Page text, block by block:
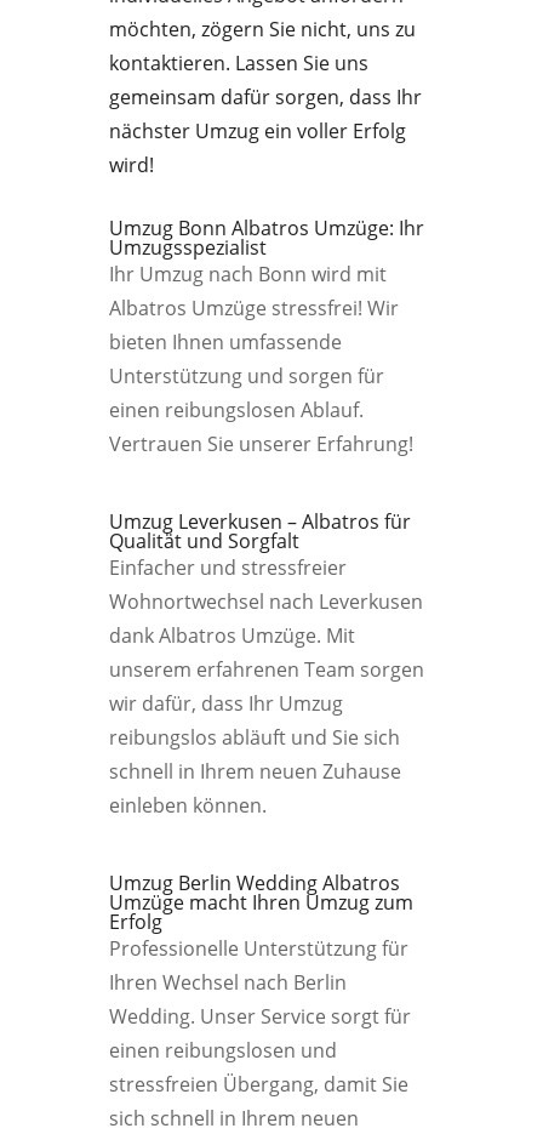
möchten, zögern Sie nicht, uns zu
kontaktieren. Lassen Sie uns
gemeinsam dafür sorgen, dass Ihr
nächster Umzug ein voller Erfolg
wird!
Umzug Bonn Albatros Umzüge: Ihr
Umzugsspezialist
Ihr Umzug nach Bonn wird mit
Albatros Umzüge stressfrei! Wir
bieten Ihnen umfassende
Unterstützung und sorgen für
einen reibungslosen Ablauf.
Vertrauen Sie unserer Erfahrung!
Umzug Leverkusen – Albatros für
Qualität und Sorgfalt
Einfacher und stressfreier
Wohnortwechsel nach Leverkusen
dank Albatros Umzüge. Mit
unserem erfahrenen Team sorgen
wir dafür, dass Ihr Umzug
reibungslos abläuft und Sie sich
schnell in Ihrem neuen Zuhause
einleben können.
Umzug Berlin Wedding Albatros
Umzüge macht Ihren Umzug zum
Erfolg
Professionelle Unterstützung für
Ihren Wechsel nach Berlin
Wedding. Unser Service sorgt für
einen reibungslosen und
stressfreien Übergang, damit Sie
sich schnell in Ihrem neuen